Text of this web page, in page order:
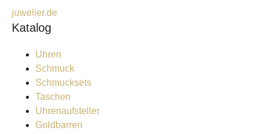
juwelier.de
Katalog
Uhren
Schmuck
Schmucksets
Taschen
Uhrenaufsteller
Goldbarren